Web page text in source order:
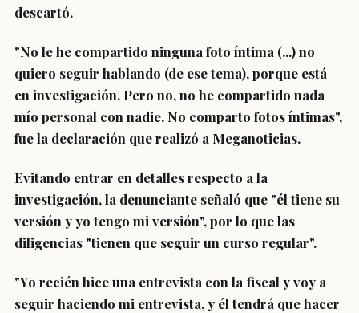
descartó.
"No le he compartido ninguna foto íntima (...) no
quiero seguir hablando (de ese tema), porque está
en investigación. Pero no, no he compartido nada
mío personal con nadie. No comparto fotos íntimas",
fue la declaración que realizó a Meganoticias.
Evitando entrar en detalles respecto a la
investigación, la denunciante señaló que "él tiene su
versión y yo tengo mi versión", por lo que las
diligencias "tienen que seguir un curso regular".
"Yo recién hice una entrevista con la fiscal y voy a
seguir haciendo mi entrevista,y él tendrá que hacer